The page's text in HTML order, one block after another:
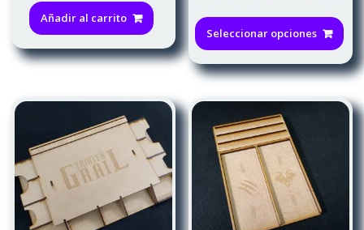
Añadir al carrito
Seleccionar opciones
Las